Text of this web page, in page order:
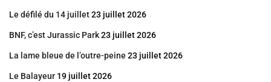
Le défilé du 14 juillet23 juillet 2026
BNF, c’est Jurassic Park23 juillet 2026
La lame bleue de l’outre-peine 23 juillet 2026
Le Balayeur 19 juillet 2026